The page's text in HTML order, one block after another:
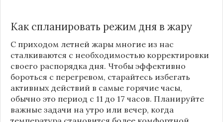
Как спланировать режим дня в жару
С приходом летней жары многие из нас
сталкиваются с необходимостью корректировки
своего распорядка дня. Чтобы эффективно
бороться с перегревом, старайтесь избегать
активных действий в самые горячие часы,
обычно это период с 11 до 17 часов. Планируйте
важные задачи на утро или вечер, когда